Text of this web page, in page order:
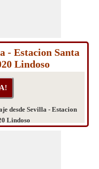
- Estacion Santa
Lindoso
desde Sevilla - Estacion
Lindoso